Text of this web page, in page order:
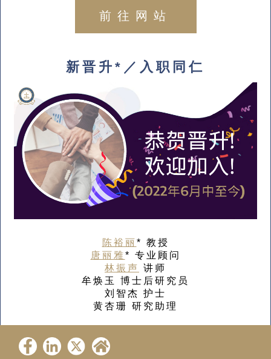
前往网站
新晋升*／入职同仁
陈裕丽* 教授
唐丽雅* 专业顾问
林振声 讲师
牟焕玉 博士后研究员
刘智杰 护士
黄杏珊 研究助理